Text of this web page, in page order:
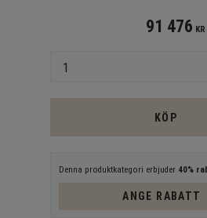
91 476 KR
KÖP
Denna produktkategori erbjuder 40%
ANGE RABATT